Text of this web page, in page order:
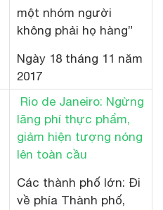
một nhóm người
không phải họ hàng”
Ngày 18 tháng 11 năm
2017
Rio de Janeiro: Ngừng
lãng phí thực phẩm,
giảm hiện tượng nóng
lên toàn cầu
Các thành phố lớn: Đi
về phía Thành phố,